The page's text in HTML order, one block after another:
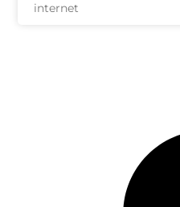
internet